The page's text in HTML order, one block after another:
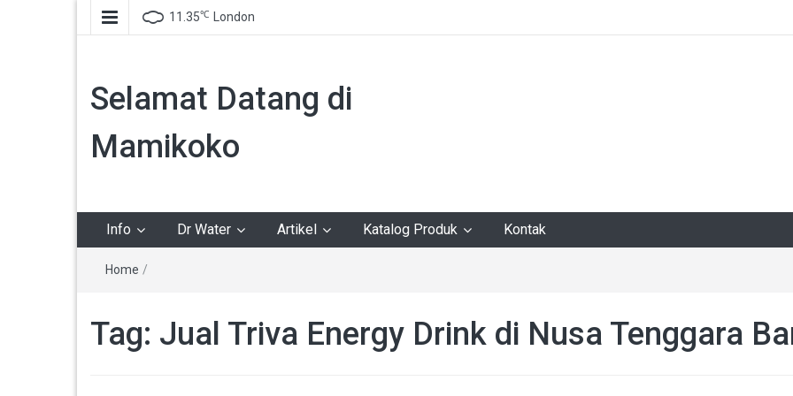
11.35℃ London
Selamat Datang di
Mamikoko
Info Dr Water Artikel Katalog Produk Kontak
Home /
Tag: Jual Triva Energy Drink di Nusa Tenggara